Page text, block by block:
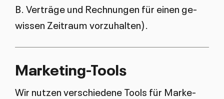
B. Ver­trä­ge und Rech­nun­gen für einen ge­
wis­sen Zeit­raum vor­zu­hal­ten).
Mar­ke­ting-Tools
Wir nut­zen ver­schie­de­ne Tools für Mar­ke­